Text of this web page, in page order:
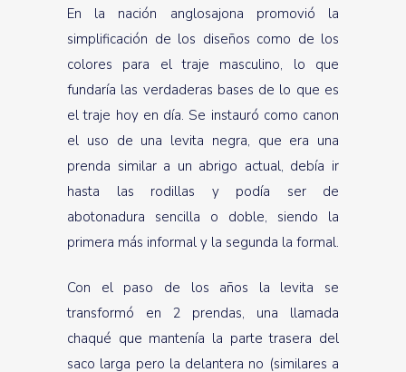
En la nación anglosajona promovió la
simplificación de los diseños como de los
colores para el traje masculino, lo que
fundaría las verdaderas bases de lo que es
el traje hoy en día. Se instauró como canon
el uso de una levita negra, que era una
prenda similar a un abrigo actual, debía ir
hasta las rodillas y podía ser de
abotonadura sencilla o doble, siendo la
primera más informal y la segunda la formal.
Con el paso de los años la levita se
transformó en 2 prendas, una llamada
chaqué que mantenía la parte trasera del
saco larga pero la delantera no (similares a